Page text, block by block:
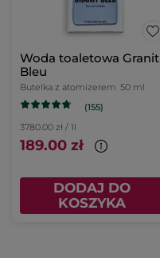
Woda toaletowa Granit
Bleu
Butelka z atomizerem 50 ml
(155)
3780.00 zł / 1l
189.00 zł
DODAJ DO
KOSZYKA